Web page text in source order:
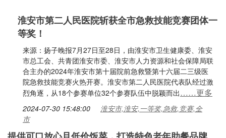
淮安市第二人民医院斩获全市急救技能竞赛团体一
等奖！
来源：扬子晚报7月27日至28日，由淮安市卫生健康委、淮安
市总工会、共青团淮安市委、淮安市人力资源和社会保障局联
合主办的2024年淮安市第十届院前急救暨第十六届二三级医
院急救技能竞赛火热开赛。淮安市第二人民医院代表队经过激
烈角逐，从18个参赛单位32个参赛队伍中脱颖而出……更多
2024-07-30 15:48:00
淮安市,淮安,一等奖,急救,竞赛,全
市